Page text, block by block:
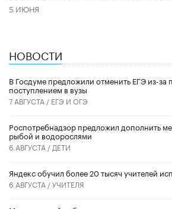
5 ИЮНЯ
НОВОСТИ
В Госдуме предложили отменить ЕГЭ из-за
поступлением в вузы
7 АВГУСТА / ЕГЭ И ОГЭ
Роспотребнадзор предложил дополнить
рыбой и водорослями
6 АВГУСТА / ДЕТИ
​Яндекс обучил более 20 тысяч учителей
6 АВГУСТА /УЧИТЕЛЯ